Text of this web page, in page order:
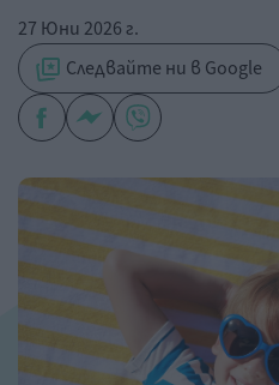
27 Юни 2026 г.
Следвайте ни в Google